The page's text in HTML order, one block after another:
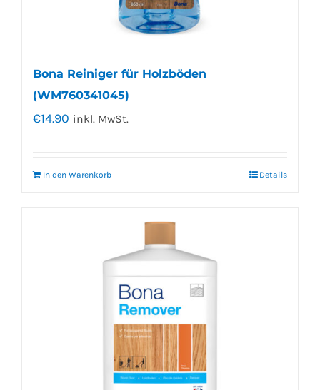
Bona Reiniger für Holzböden
(WM760341045)
€14.90 inkl. MwSt.
In den Warenkorb Details